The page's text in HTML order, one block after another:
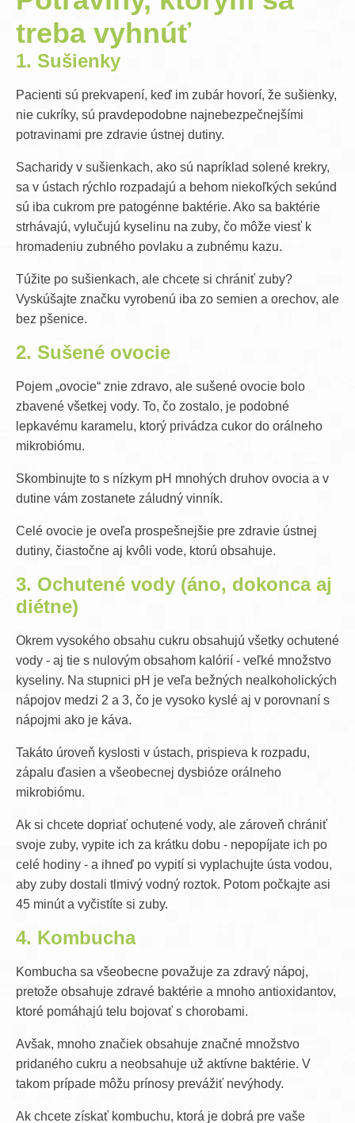
treba vyhnúť
1. Sušienky
Pacienti sú prekvapení, keď im zubár hovorí, že sušienky,
nie cukríky, sú pravdepodobne najnebezpečnejšími
potravinami pre zdravie ústnej dutiny.
Sacharidy v sušienkach, ako sú napríklad solené krekry,
sa v ústach rýchlo rozpadajú a behom niekoľkých sekúnd
sú iba cukrom pre patogénne baktérie. Ako sa baktérie
strhávajú, vylučujú kyselinu na zuby, čo môže viesť k
hromadeniu zubného povlaku a zubnému kazu.
Túžite po sušienkach, ale chcete si chrániť zuby?
Vyskúšajte značku vyrobenú iba zo semien a orechov, ale
bez pšenice.
2. Sušené ovocie
Pojem „ovocie“ znie zdravo, ale sušené ovocie bolo
zbavené všetkej vody. To, čo zostalo, je podobné
lepkavému karamelu, ktorý privádza cukor do orálneho
mikrobiómu.
Skombinujte to s nízkym pH mnohých druhov ovocia a v
dutine vám zostanete záludný vinník.
Celé ovocie je oveľa prospešnejšie pre zdravie ústnej
dutiny, čiastočne aj kvôli vode, ktorú obsahuje.
3. Ochutené vody (áno, dokonca aj
diétne)
Okrem vysokého obsahu cukru obsahujú všetky ochutené
vody - aj tie s nulovým obsahom kalórií - veľké množstvo
kyseliny. Na stupnici pH je veľa bežných nealkoholických
nápojov medzi 2 a 3, čo je vysoko kyslé aj v porovnaní s
nápojmi ako je káva.
Takáto úroveň kyslosti v ústach, prispieva k rozpadu,
zápalu ďasien a všeobecnej dysbióze orálneho
mikrobiómu.
Ak si chcete dopriať ochutené vody, ale zároveň chrániť
svoje zuby, vypite ich za krátku dobu - nepopíjate ich po
celé hodiny - a ihneď po vypití si vyplachujte ústa vodou,
aby zuby dostali tlmivý vodný roztok. Potom počkajte asi
45 minút a vyčistíte si zuby.
4. Kombucha
Kombucha sa všeobecne považuje za zdravý nápoj,
pretože obsahuje zdravé baktérie a mnoho antioxidantov,
ktoré pomáhajú telu bojovať s chorobami.
Avšak, mnoho značiek obsahuje značné množstvo
pridaného cukru a neobsahuje už aktívne baktérie. V
takom prípade môžu prínosy prevážiť nevýhody.
Ak chcete získať kombuchu, ktorá je dobrá pre vaše